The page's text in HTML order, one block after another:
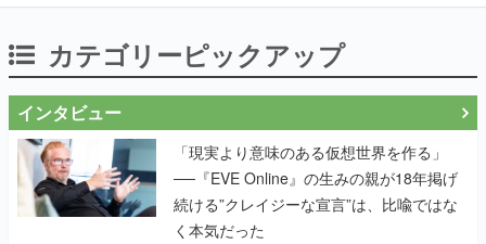
カテゴリーピックアップ
インタビュー
「現実より意味のある仮想世界を作る」
──『EVE Online』の生みの親が18年掲げ
続ける”クレイジーな宣言”は、比喩ではな
く本気だった